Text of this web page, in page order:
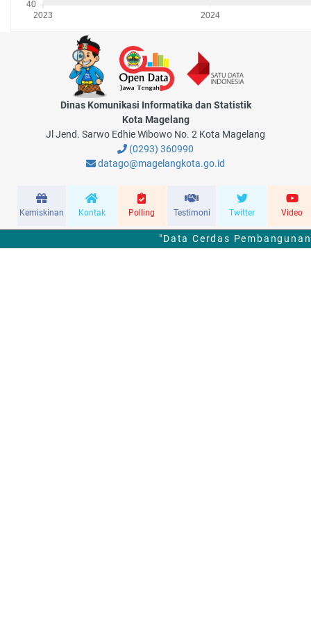
Dinas Komunikasi Informatika dan Statistik
Kota Magelang
Jl Jend. Sarwo Edhie Wibowo No. 2 Kota Magelang
(0293) 360990
datago@magelangkota.go.id
Kemiskinan Kontak Polling Testimoni Twitter Video
"Data Cerdas